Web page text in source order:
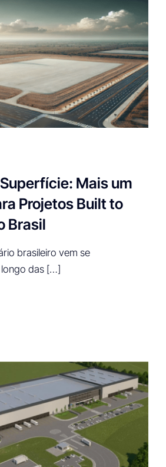
Mais um
Projetos Built to
Brasil
brasileiro vem se
das […]